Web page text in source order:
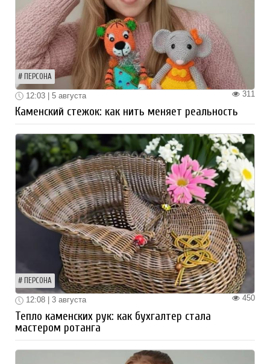
ПЕРСОНА
311
12:03 | 5 августа
Каменский стежок: как нить меняет реальность
ПЕРСОНА
450
12:08 | 3 августа
Тепло каменских рук: как бухгалтер стала
мастером ротанга